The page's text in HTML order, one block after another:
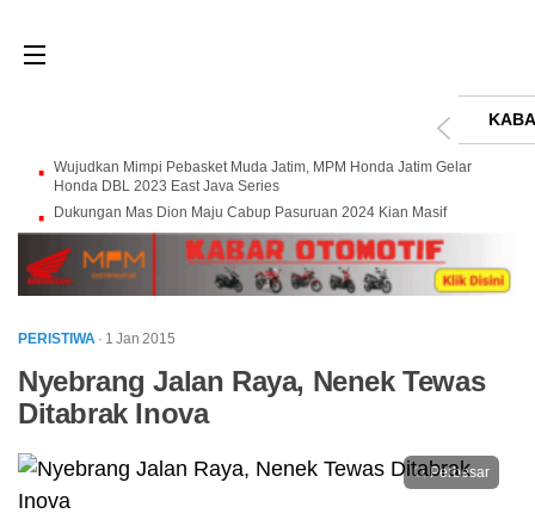
Wujudkan Mimpi Pebasket Muda Jatim, MPM Honda Jatim Gelar
Honda DBL 2023 East Java Series
Dukungan Mas Dion Maju Cabup Pasuruan 2024 Kian Masif
PERISTIWA · 1 Jan 2015
Nyebrang Jalan Raya, Nenek Tewas
Ditabrak Inova
Perbesar